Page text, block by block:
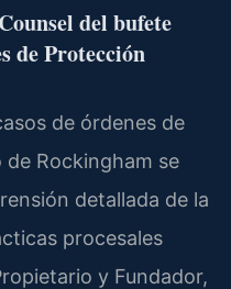
del bufete
de Protección
de órdenes de
Rockingham se
detallada de la
procesales
y Fundador,